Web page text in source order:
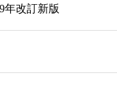
年改訂新版